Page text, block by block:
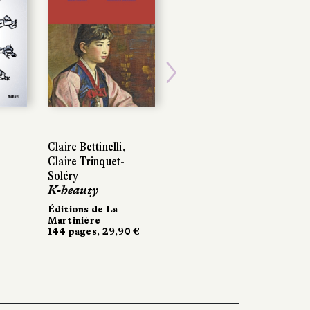
Claire Bettinelli,
Claire Trinquet-
Soléry
K-beauty
Éditions de La
Martinière
144 pages, 29,90 €